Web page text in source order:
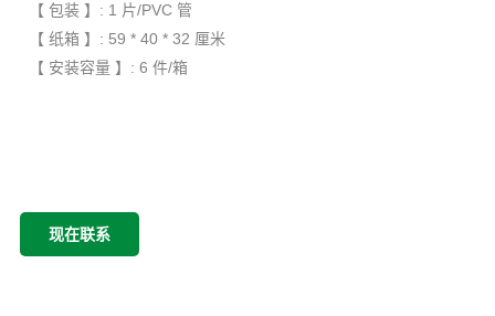
【 包装 】: 1 片/PVC 管
【 纸箱 】: 59 * 40 * 32 厘米
【 安装容量 】: 6 件/箱
现在联系